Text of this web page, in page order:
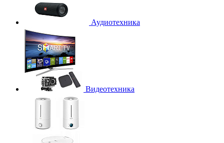
Аудиотехника
Видеотехника